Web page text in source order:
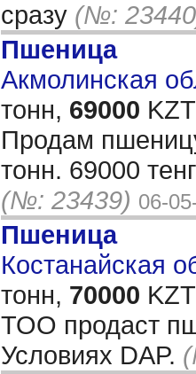
сразу (№:
Пшеница
Акмолинская
тонн, 69000
Продам
тонн. 69000
(№: 23439) 06-
Пшеница
Костанайская
тонн, 70000
ТОО продаст
Условиях DAP.